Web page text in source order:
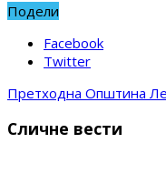
Подели
Facebook
Twitter
Претходна Општина
Сличне вести